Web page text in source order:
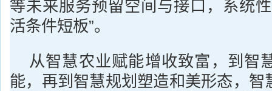
等未来服务预留空间与接口，系统
活条件短板”。
从智慧农业赋能增收致富，到智
能，再到智慧规划塑造和美形态，智